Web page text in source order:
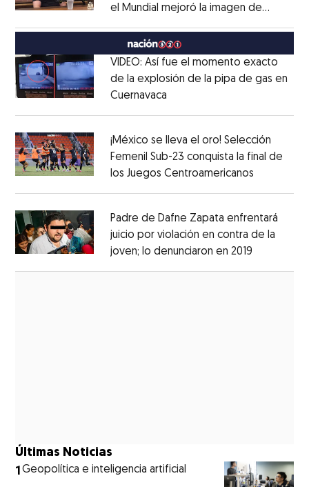
el Mundial mejoró la imagen de
VIDEO: Así fue el momento exacto
de la explosión de la pipa de gas en
Cuernavaca
¡México se lleva el oro! Selección
Femenil Sub-23 conquista la final de
los Juegos Centroamericanos
Padre de Dafne Zapata enfrentará
juicio por violación en contra de la
joven; lo denunciaron en 2019
Últimas Noticias
1Geopolítica e inteligencia artificial